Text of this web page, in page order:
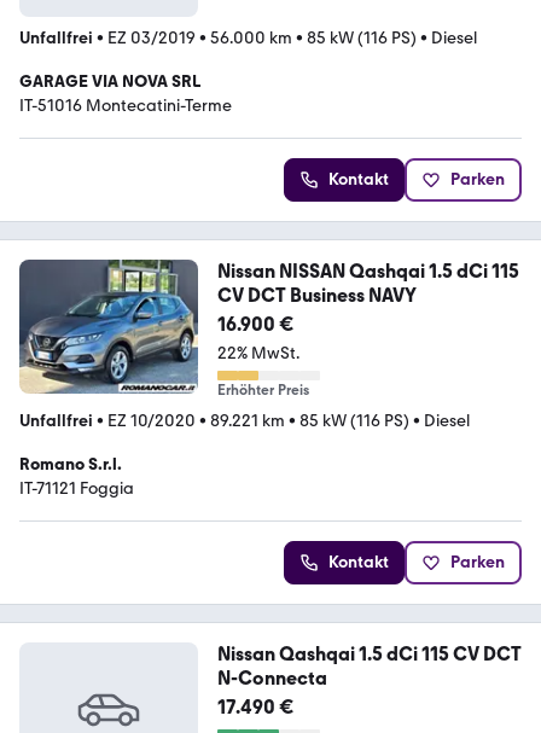
Unfallfrei • EZ 03/2019 • 56.000 km • 85 kW (116 PS) • Diesel
GARAGE VIA NOVA SRL
IT-51016 Montecatini-Terme
Kontakt Parken
Nissan NISSAN Qashqai 1.5 dCi 115
CV DCT Business NAVY
16.900 €
22% MwSt.
Erhöhter Preis
Unfallfrei • EZ 10/2020 • 89.221 km • 85 kW (116 PS) • Diesel
Romano S.r.l.
IT-71121 Foggia
Kontakt Parken
Nissan Qashqai 1.5 dCi 115 CV DCT
N-Connecta
17.490 €